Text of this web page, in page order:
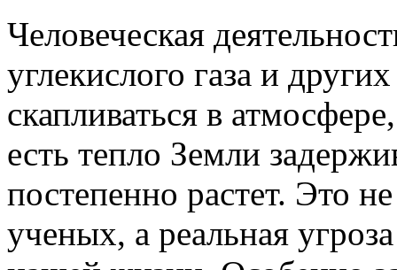
Человеческая
углекислого газа и
скапливаться в
есть тепло Земли
постепенно растет. Это
ученых, а реальная